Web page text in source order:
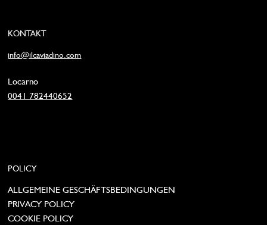
KONTAKT
info@ilcaviadino.com
Locarno
0041 782440652
POLICY
ALLGEMEINE GESCHÄFTSBEDINGUNGEN
PRIVACY POLICY
COOKIE POLICY